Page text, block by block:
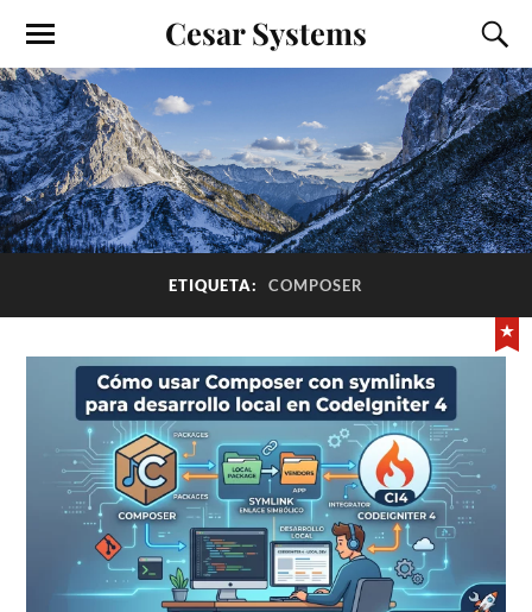
Cesar Systems
ETIQUETA: COMPOSER